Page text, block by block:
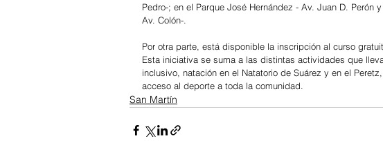
Pedro-; en el Parque José Hernández - Av. Juan D. Perón
Av. Colón-.
Por otra parte, está disponible la inscripción al curso
Esta iniciativa se suma a las distintas actividades que
inclusivo, natación en el Natatorio de Suárez y en el
acceso al deporte a toda la comunidad.
San Martín